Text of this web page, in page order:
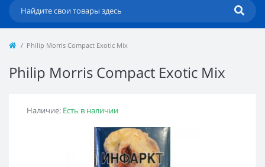
Philip Morris Compact Exotic Mix
Philip Morris Compact Exotic Mix
Наличие: Есть в наличии